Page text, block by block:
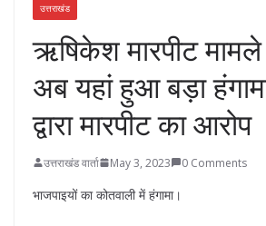
उत्तराखंड
ऋषिकेश मारपीट
अब यहां हुआ बड़ा
द्वारा मारपीट का आरोप
उत्तराखंड वार्ता May 3, 2023 0 Comments
भाजपाइयों का कोतवाली में हंगामा।